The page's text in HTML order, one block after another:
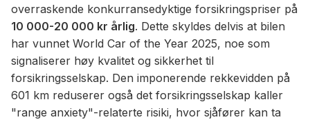
overraskende konkurransedyktige forsikringspriser på
10 000-20 000 kr årlig. Dette skyldes delvis at bilen
har vunnet World Car of the Year 2025, noe som
signaliserer høy kvalitet og sikkerhet til
forsikringsselskap. Den imponerende rekkevidden på
601 km reduserer også det forsikringsselskap kaller
"range anxiety"-relaterte risiki, hvor sjåfører kan ta